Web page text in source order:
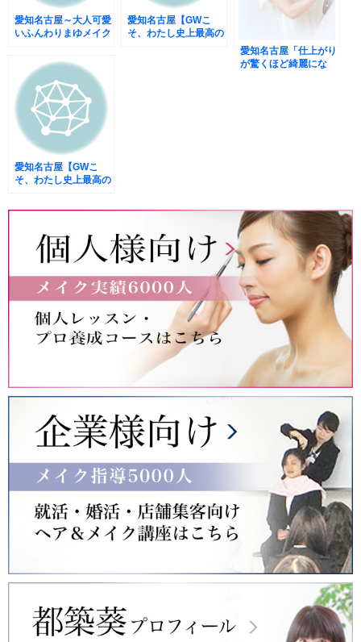
愛知名古屋～大人可愛
いふんわりまゆメイク
愛知名古屋【GWこ
そ、わたし史上最高の
愛知名古屋「仕上がり
が驚くほど綺麗にな
愛知名古屋【GWこ
そ、わたし史上最高の